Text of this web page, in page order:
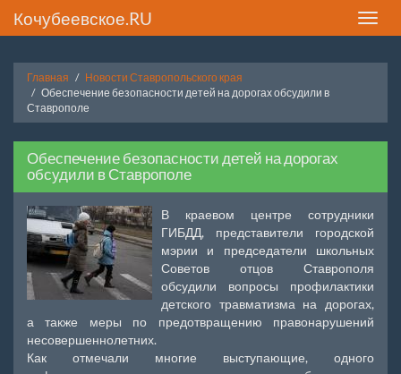
Toggle
Кочубеевское.RU
Главная
Новости Ставропольского края
Обеспечение безопасности детей на дорогах обсудили в
Ставрополе
Обеспечение безопасности детей на дорогах
обсудили в Ставрополе
В краевом центре сотрудники
ГИБДД, представители городской
мэрии и председатели школьных
Советов отцов Ставрополя
обсудили вопросы профилактики
детского травматизма на дорогах,
а также меры по предотвращению правонарушений
несовершеннолетних.
Как отмечали многие выступающие, одного